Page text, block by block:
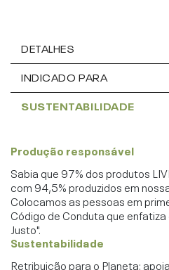
DETALHES
INDICADO PARA
SUSTENTABILIDADE
Produção responsável
Sabia que 97% dos produtos
com 94,5% produzidos em
Colocamos as pessoas em
Código de Conduta que
Justo".
Sustentabilidade
Retribuição para o Planeta: